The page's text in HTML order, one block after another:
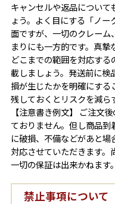
キャンセルや返品につい
ょう。よく目にする「ノ
面ですが、一切のクレー
まりにも一方的です。真摯
どこまでの範囲を対応す
載しましょう。発送前に検
損が生じたかを明確にする
残しておくとリスクを減ら
【注意書き例文】 ご注文
ておりません。但し商品到
に破損、不備などがあと場
対応させていただきます
一切の保証は出来かねます。
禁止事項について